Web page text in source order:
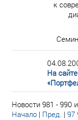
к
На
Новости 981 - 990
Начало | Пред. | 97